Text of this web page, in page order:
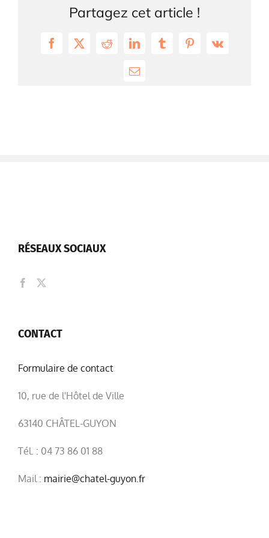
Partagez cet article !
Facebook
X RedditLinkedInTumblrPinterest
Vk
Email
RÉSEAUX SOCIAUX
CONTACT
Formulaire de contact
10, rue de l'Hôtel de Ville
63140 CHÂTEL-GUYON
Tél. : 04 73 86 01 88
Mail : mairie@chatel-guyon.fr